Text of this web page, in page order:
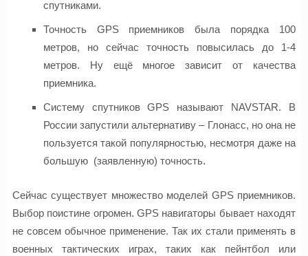
спутниками.
Точность GPS приемников была порядка 100
метров, но сейчас точность повысилась до 1-4
метров. Ну ещё многое зависит от качества
приемника.
Систему спутников GPS называют NAVSTAR. В
России запустили альтернативу – Глонасс, но она не
пользуется такой популярностью, несмотря даже на
большую (заявленную) точность.
Сейчас существует множество моделей GPS приемников.
Выбор поистине огромен. GPS навигаторы бывает находят
не совсем обычное применение. Так их стали применять в
военных тактических играх, таких как пейнтбол или